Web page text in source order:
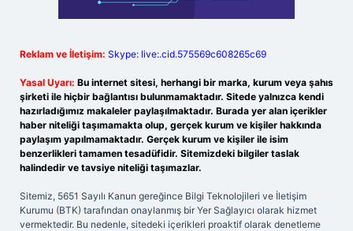
Reklam ve İletişim: Skype: live:.cid.575569c608265c69
Yasal Uyarı: Bu internet sitesi, herhangi bir marka, kurum veya şahıs
şirketi ile hiçbir bağlantısı bulunmamaktadır. Sitede yalnızca kendi
hazırladığımız makaleler paylaşılmaktadır. Burada yer alan içerikler
haber niteliği taşımamakta olup, gerçek kurum ve kişiler hakkında
paylaşım yapılmamaktadır. Gerçek kurum ve kişiler ile isim
benzerlikleri tamamen tesadüfidir. Sitemizdeki bilgiler taslak
halindedir ve tavsiye niteliği taşımazlar.
Sitemiz, 5651 Sayılı Kanun gereğince Bilgi Teknolojileri ve İletişim
Kurumu (BTK) tarafından onaylanmış bir Yer Sağlayıcı olarak hizmet
vermektedir. Bu nedenle, sitedeki içerikleri proaktif olarak denetleme